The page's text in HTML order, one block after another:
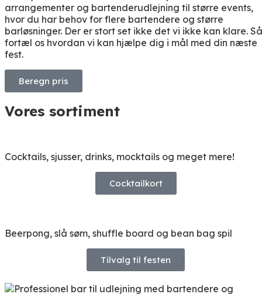
arrangementer og bartenderudlejning til større events,
hvor du har behov for flere bartendere og større
barløsninger. Der er stort set ikke det vi ikke kan klare. Så
fortæl os hvordan vi kan hjælpe dig i mål med din næste
fest.
Beregn pris
Vores sortiment
Cocktails, sjusser, drinks, mocktails og meget mere!
Cocktailkort
Beerpong, slå søm, shuffle board og bean bag spil
Tilvalg til festen